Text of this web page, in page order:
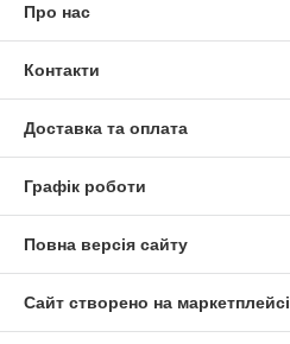
Про нас
Контакти
Доставка та оплата
Графік роботи
Повна версія сайту
Сайт створено на маркетплейсі